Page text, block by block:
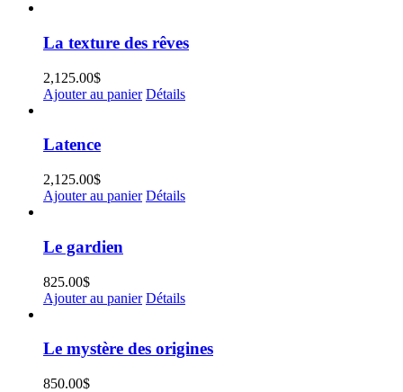
La texture des rêves
2,125.00$
Ajouter au panier Détails
Latence
2,125.00$
Ajouter au panier Détails
Le gardien
825.00$
Ajouter au panier Détails
Le mystère des origines
850.00$